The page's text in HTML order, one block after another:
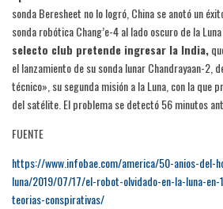
sonda Beresheet no lo logró, China se anotó un
sonda robótica Chang’e-4 al lado oscuro de la
selecto club pretende ingresar la India,
el lanzamiento de su sonda lunar Chandrayaan-2,
técnico», su segunda misión a la Luna, con la que
del satélite. El problema se detectó 56 minutos
FUENTE
https://www.infobae.com/america/50-anios-del-
luna/2019/07/17/el-robot-olvidado-en-la-luna-
teorias-conspirativas/